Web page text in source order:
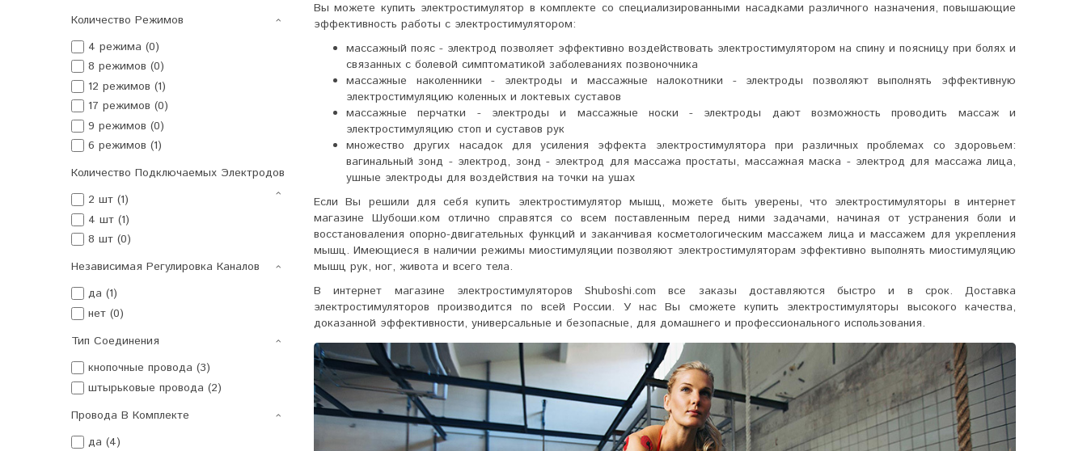
Количество Режимов
4 режима (0)
8 режимов (0)
12 режимов (1)
17 режимов (0)
9 режимов (0)
6 режимов (1)
Количество Подключаемых Электродов
2 шт (1)
4 шт (1)
8 шт (0)
Независимая Регулировка Каналов
да (1)
нет (0)
Тип Соединения
кнопочные провода (3)
штырьковые провода (2)
Провода В Комплекте
да (4)
Вы можете купить электростимулятор в комплекте со специализированными насадками различного назначения, повышающие
эффективность работы с электростимулятором:
массажный пояс - электрод позволяет эффективно воздействовать электростимулятором на спину и поясницу при болях и
связанных с болевой симптоматикой заболеваниях позвоночника
массажные наколенники - электроды и массажные налокотники - электроды позволяют выполнять эффективную
электростимуляцию коленных и локтевых суставов
массажные перчатки - электроды и массажные носки - электроды дают возможность проводить массаж и
электростимуляцию стоп и суставов рук
множество других насадок для усиления эффекта электростимулятора при различных проблемах со здоровьем:
вагинальный зонд - электрод, зонд - электрод для массажа простаты, массажная маска - электрод для массажа лица,
ушные электроды для воздействия на точки на ушах
Если Вы решили для себя купить электростимулятор мышц, можете быть уверены, что электростимуляторы в интернет
магазине Шубоши.ком отлично справятся со всем поставленным перед ними задачами, начиная от устранения боли и
восстановаления опорно-двигательных функций и заканчивая косметологическим массажем лица и массажем для укрепления
мышц. Имеющиеся в наличии режимы миостимуляции позволяют электростимуляторам эффективно выполнять миостимуляцию
мышц рук, ног, живота и всего тела.
В интернет магазине электростимуляторов Shuboshi.com все заказы доставляются быстро и в срок. Доставка
электростимуляторов производится по всей России. У нас Вы сможете купить электростимуляторы высокого качества,
доказанной эффективности, универсальные и безопасные, для домашнего и профессионального использования.